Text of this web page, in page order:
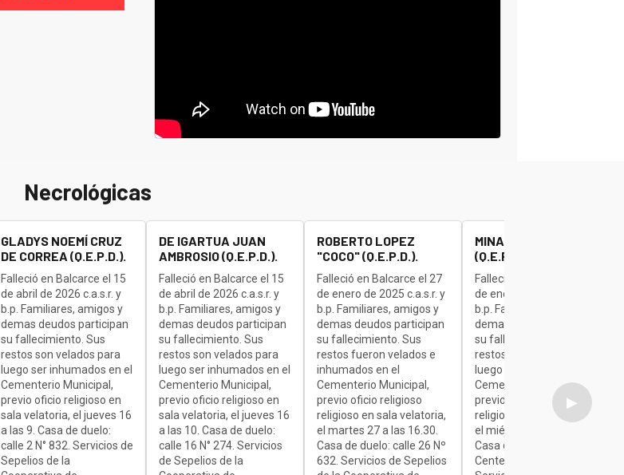
Necrológicas
GLADYS NOEMÍ CRUZ
DE CORREA (Q.E.P.D.).
Falleció en Balcarce el 15
de abril de 2026 c.a.s.r. y
b.p. Familiares, amigos y
demas deudos participan
su fallecimiento. Sus
restos son velados para
luego ser inhumados en el
Cementerio Municipal,
previo oficio religioso en
sala velatoria, el jueves 16
a las 9. Casa de duelo:
calle 2 N° 832. Servicios de
Sepelios de la
DE IGARTUA JUAN
AMBROSIO (Q.E.P.D.).
Falleció en Balcarce el 15
de abril de 2026 c.a.s.r. y
b.p. Familiares, amigos y
demas deudos participan
su fallecimiento. Sus
restos son velados para
luego ser inhumados en el
Cementerio Municipal,
previo oficio religioso en
sala velatoria, el jueves 16
a las 10. Casa de duelo:
calle 16 N° 274. Servicios
de Sepelios de la
ROBERTO LOPEZ
"COCO" (Q.E.P.D.).
Falleció en Balcarce el 27
de enero de 2025 c.a.s.r. y
b.p. Familiares, amigos y
demas deudos participan
su fallecimiento. Sus
restos fueron velados e
inhumados en el
Cementerio Municipal,
previo oficio religioso
religioso en sala velatoria,
el martes 27 a las 16.30.
Casa de duelo: calle 26 Nº
632. Servicios de Sepelios
MINAUDO JOSE "BETA"
(Q.E.P.D.).
Falleció en Balcarce el 27
de enero de 2025 c.a.s.r. y
b.p. Familiares, amigos y
demas deudos participan
su fallecimiento. Sus
restos son velados para
luego ser inhumados en el
Cementerio Municipal,
previo oficio religioso
religioso en sala velatoria,
el miércoles de 7 a 9.30.
Casa de duelo: Av.
Centenario Nº 1840.
▶